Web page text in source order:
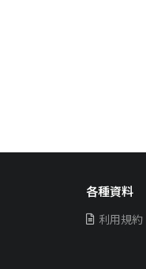
各種資料
利用規約